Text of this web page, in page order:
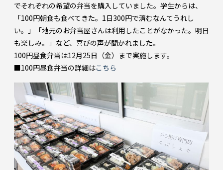
でそれぞれの希望の弁当を購入していました。学生からは、
「100円朝食も食べてきた。1日300円で済むなんてうれし
い。」「地元のお弁当屋さんは利用したことがなかった。明日
も楽しみ。」など、喜びの声が聞かれました。
100円昼食弁当は12月25日（金）まで実施します。
■100円昼食弁当の詳細はこちら